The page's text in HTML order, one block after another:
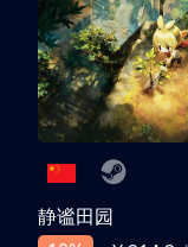
静谧田园